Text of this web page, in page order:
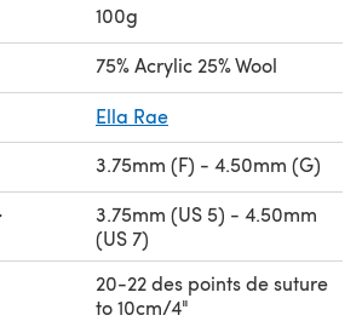
100g
75% Acrylic 25% Wool
Ella Rae
3.75mm (F) - 4.50mm (G)
3.75mm (US 5) - 4.50mm
(US 7)
20-22 des points de suture
to 10cm/4"